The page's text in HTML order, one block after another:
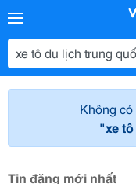
Không
"xe
Tin đăng mới nhất